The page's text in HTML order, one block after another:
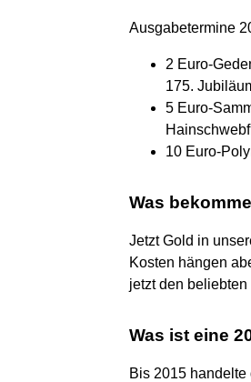
Ausgabetermine
2 Euro-
175.
5 Euro-
10 Euro-
Was
Jetzt Gold in
Kosten hängen
jetzt den
Was ist eine
Bis 2015